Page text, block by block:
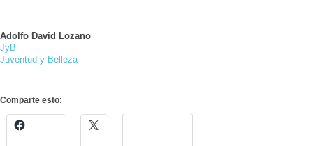
Adolfo David Lozano
JyB
Juventud y Belleza
Comparte esto: